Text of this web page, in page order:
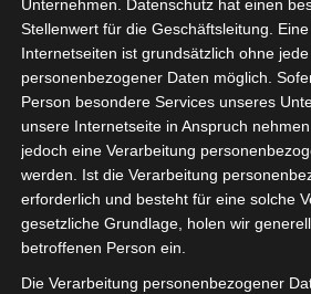
Korruptionsvorwurf
Bürgermeisterkandidat
24. AUGUST 2021
SENIOR DETLEF
KOMMENTAR SCHREIBEN
Unternehmen. Datenschutz hat einen
Stellenwert für die Geschäftsleitung.
Internetseiten ist grundsätzlich ohne
personenbezogener Daten möglich.
Person besondere Services unseres
unsere Internetseite in Anspruch
jedoch eine Verarbeitung
werden. Ist die Verarbeitung
erforderlich und besteht für eine solche
gesetzliche Grundlage, holen wir
betroffenen Person ein.
Die Verarbeitung personenbezogener